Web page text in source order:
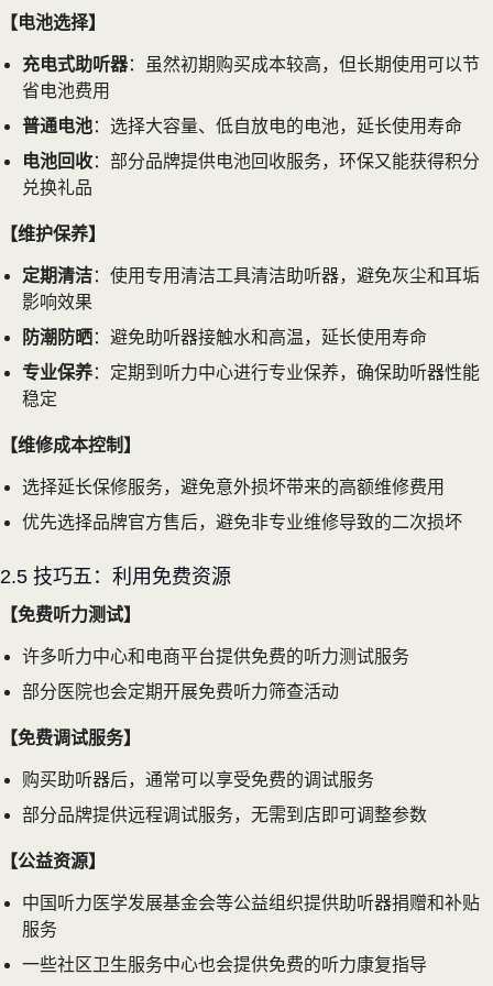
【电池选择】
充电式助听器：虽然初期购买成本较高，但长期使用可以节
省电池费用
普通电池：选择大容量、低自放电的电池，延长使用寿命
电池回收：部分品牌提供电池回收服务，环保又能获得积分
兑换礼品
【维护保养】
定期清洁：使用专用清洁工具清洁助听器，避免灰尘和耳垢
影响效果
防潮防晒：避免助听器接触水和高温，延长使用寿命
专业保养：定期到听力中心进行专业保养，确保助听器性能
稳定
【维修成本控制】
选择延长保修服务，避免意外损坏带来的高额维修费用
优先选择品牌官方售后，避免非专业维修导致的二次损坏
2.5 技巧五：利用免费资源
【免费听力测试】
许多听力中心和电商平台提供免费的听力测试服务
部分医院也会定期开展免费听力筛查活动
【免费调试服务】
购买助听器后，通常可以享受免费的调试服务
部分品牌提供远程调试服务，无需到店即可调整参数
【公益资源】
中国听力医学发展基金会等公益组织提供助听器捐赠和补贴
服务
一些社区卫生服务中心也会提供免费的听力康复指导